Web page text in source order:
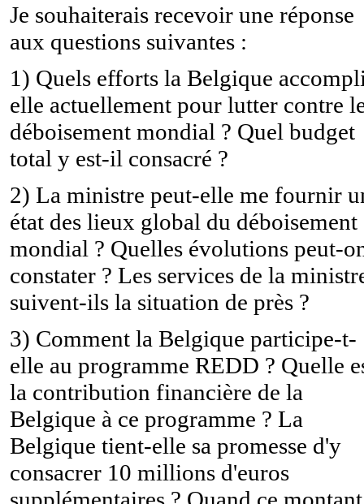
Je souhaiterais recevoir une réponse
aux questions suivantes :
1) Quels efforts la Belgique
elle actuellement pour lutter contre
déboisement mondial ? Quel budget
total y est-il consacré ?
2) La ministre peut-elle me fournir
état des lieux global du déboisement
mondial ? Quelles évolutions peut-
constater ? Les services de la
suivent-ils la situation de près ?
3) Comment la Belgique participe-t-
elle au programme REDD ? Quelle
la contribution financière de la
Belgique à ce programme ? La
Belgique tient-elle sa promesse d'y
consacrer 10 millions d'euros